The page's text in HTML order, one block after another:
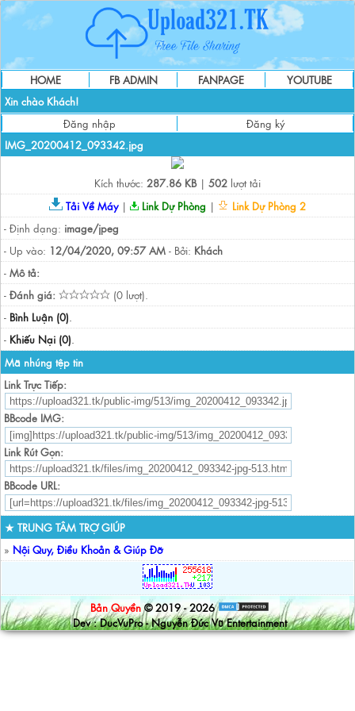
HOME FB ADMIN FANPAGE
YOUTUBE
Xin chào Khách!
Đăng nhập
Đăng ký
IMG_20200412_093342.jpg
Kích thước: 287.86 KB| 502 lượt tải
Tải Về Máy| Link Dự Phòng |
Link Dự Phòng 2
- Định dạng: image/jpeg
- Up vào: 12/04/2020, 09:57 AM - Bởi: Khách
- Mô tả:
- Đánh giá:
(0 lượt).
- Bình Luận (0).
- Khiếu Nại (0).
Mã nhúng tệp tin
Link Trực Tiếp:
BBcode IMG:
Link Rút Gọn:
BBcode URL:
★ TRUNG TÂM TRỢ GIÚP
» Nội Quy, Điều Khoản & Giúp Đỡ
Bản Quyền © 2019 - 2026
Dev : DucVuPro - Nguyễn Đức Vũ Entertainment